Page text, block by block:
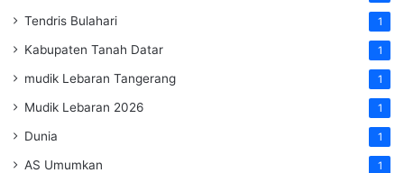
Tendris Bulahari 1
Kabupaten Tanah Datar 1
mudik Lebaran Tangerang 1
Mudik Lebaran 2026 1
Dunia 1
AS Umumkan 1